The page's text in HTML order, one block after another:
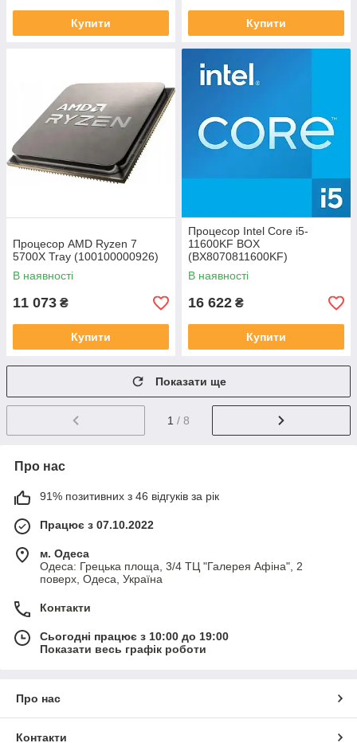
Купити Купити
Процесор AMD Ryzen 7
5700X Tray (100100000926)
В наявності
11 073 ₴
Купити
Процесор Intel Core i5-
11600KF BOX
(BX8070811600KF)
В наявності
16 622 ₴
Купити
Показати ще
1 / 8
Про нас
91% позитивних з 46 відгуків за рік
Працює з 07.10.2022
м. Одеса
Одеса: Грецька площа, 3/4 ТЦ "Галерея Афіна", 2
поверх, Одеса, Україна
Контакти
Сьогодні працює з 10:00 до 19:00
Показати весь графік роботи
Про нас
Контакти